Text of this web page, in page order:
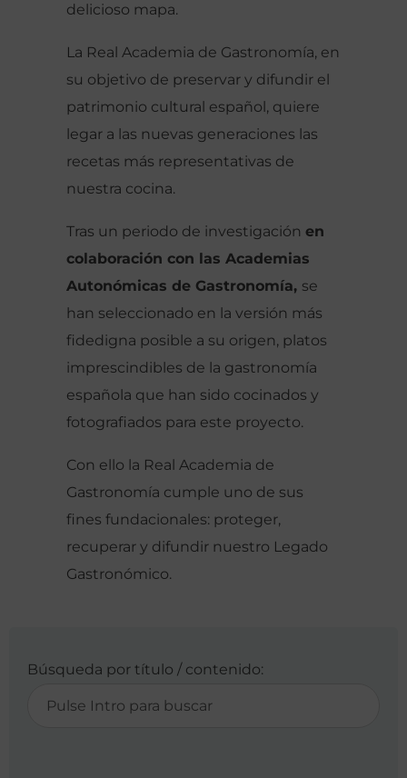
delicioso mapa.
La Real Academia de Gastronomía, en
su objetivo de preservar y difundir el
patrimonio cultural español, quiere
legar a las nuevas generaciones las
recetas más representativas de
nuestra cocina.
Tras un periodo de investigación en
colaboración con las Academias
Autonómicas de Gastronomía, se
han seleccionado en la versión más
fidedigna posible a su origen, platos
imprescindibles de la gastronomía
española que han sido cocinados y
fotografiados para este proyecto.
Con ello la Real Academia de
Gastronomía cumple uno de sus
fines fundacionales: proteger,
recuperar y difundir nuestro Legado
Gastronómico.
Búsqueda por título / contenido: